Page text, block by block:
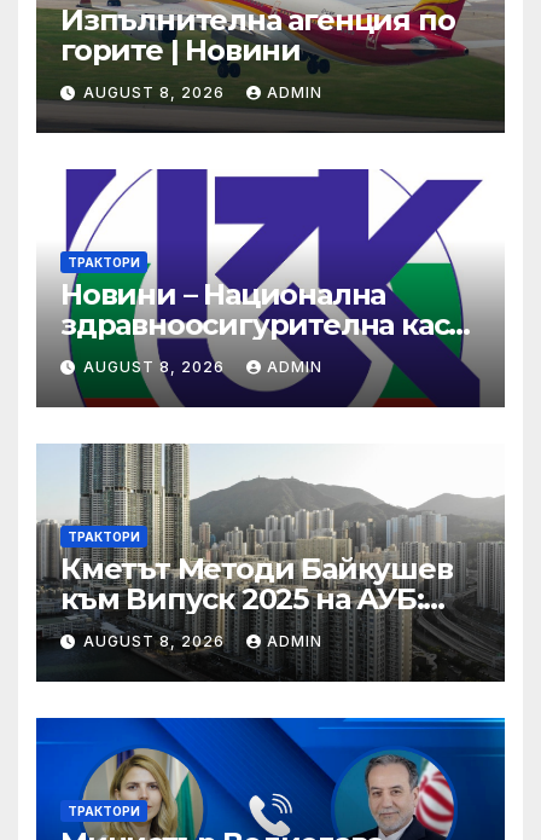
Изпълнителна агенция по
горите | Новини
AUGUST 8, 2026 ADMIN
ТРАКТОРИ
Новини – Национална
здравноосигурителна каса
(НЗОК)
AUGUST 8, 2026 ADMIN
ТРАКТОРИ
Кметът Методи Байкушев
към Випуск 2025 на АУБ:
“Помнете Благоевград и се
връщайте тук!”
AUGUST 8, 2026 ADMIN
ТРАКТОРИ